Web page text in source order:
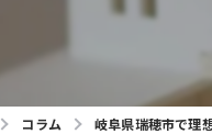
コラム 岐阜県瑞穂市で理